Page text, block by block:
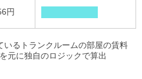
円
るトランクルームの部屋の賃料
元に独自のロジックで算出